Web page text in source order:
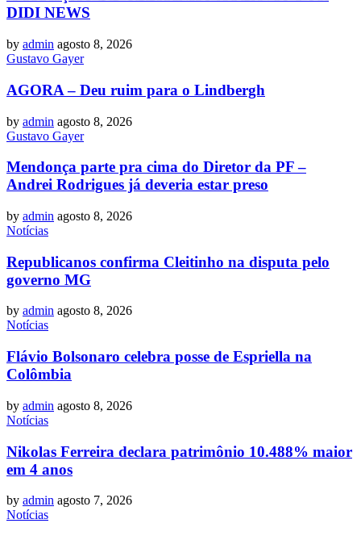
DIDI NEWS
by admin agosto 8, 2026
Gustavo Gayer
AGORA – Deu ruim para o Lindbergh
by admin agosto 8, 2026
Gustavo Gayer
Mendonça parte pra cima do Diretor da PF –
Andrei Rodrigues já deveria estar preso
by admin agosto 8, 2026
Notícias
Republicanos confirma Cleitinho na disputa pelo
governo MG
by admin agosto 8, 2026
Notícias
Flávio Bolsonaro celebra posse de Espriella na
Colômbia
by admin agosto 8, 2026
Notícias
Nikolas Ferreira declara patrimônio 10.488% maior
em 4 anos
by admin agosto 7, 2026
Notícias